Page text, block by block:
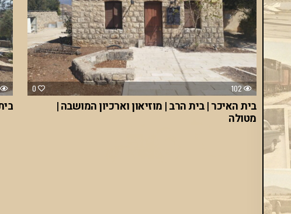
0 102
בית האיכר | בית הרב | מוזיאון וארכיון המושבה |
מטולה